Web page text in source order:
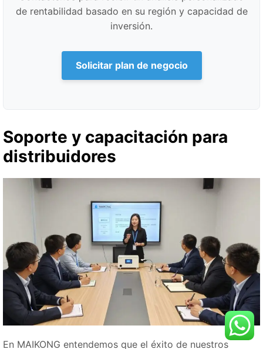
de rentabilidad basado en su región y capacidad de
inversión.
Solicitar plan de negocio
Soporte y capacitación para
distribuidores
En MAIKONG entendemos que el éxito de nuestros